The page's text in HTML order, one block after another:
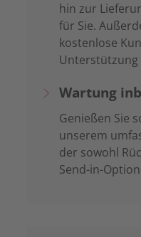
hin zur
für Sie.
kostenlose
Unterstützung
Wartung
Genießen Sie
unserem
der sowohl
Send-in-